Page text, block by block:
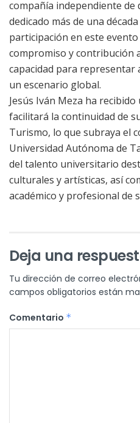
compañía independiente de
dedicado más de una
participación en este
compromiso y contribución
capacidad para representar
un escenario global.
Jesús Iván Meza ha
facilitará la continuidad de
Turismo, lo que subraya el
Universidad Autónoma de
del talento universitario
culturales y artísticas, así
académico y profesional de
Deja una
Tu dirección de correo
campos obligatorios están
Comentario *